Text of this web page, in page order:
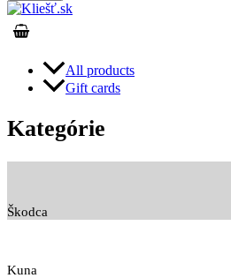
All products
Gift cards
Kategórie
Škodca
Kuna